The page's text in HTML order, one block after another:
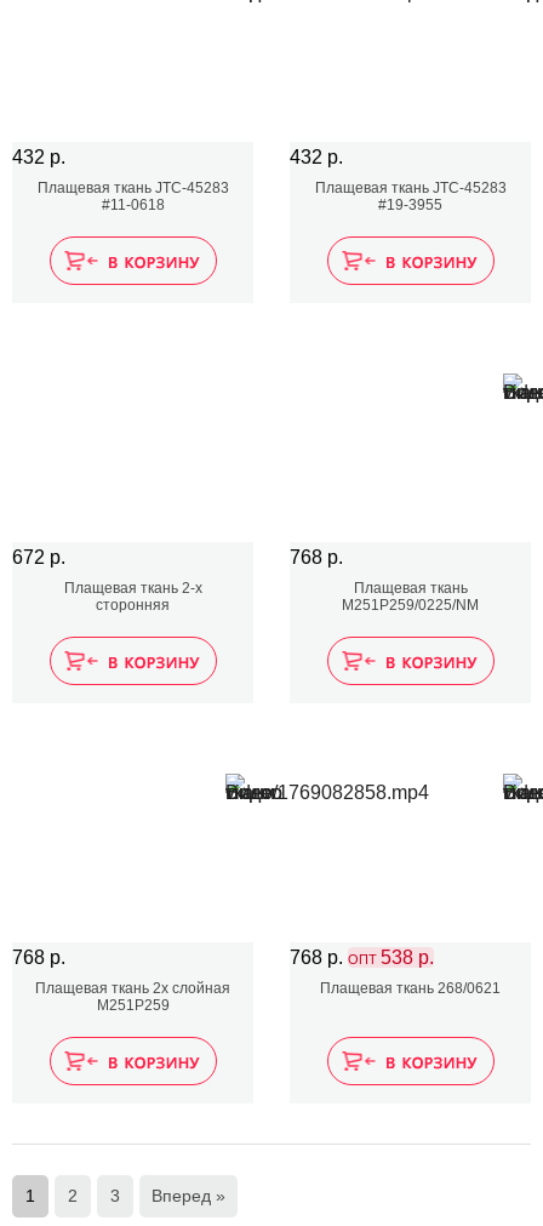
432 р.
Плащевая ткань JTC-45283
#11-0618
432 р.
Плащевая ткань JTC-45283
#19-3955
672 р.
Плащевая ткань 2-х
сторонняя
768 р.
Плащевая ткань
M251P259/0225/NM
768 р.
Плащевая ткань 2х слойная
M251P259
768 р. ОПТ 538 р.
Плащевая ткань 268/0621
1 2 3 Вперед »